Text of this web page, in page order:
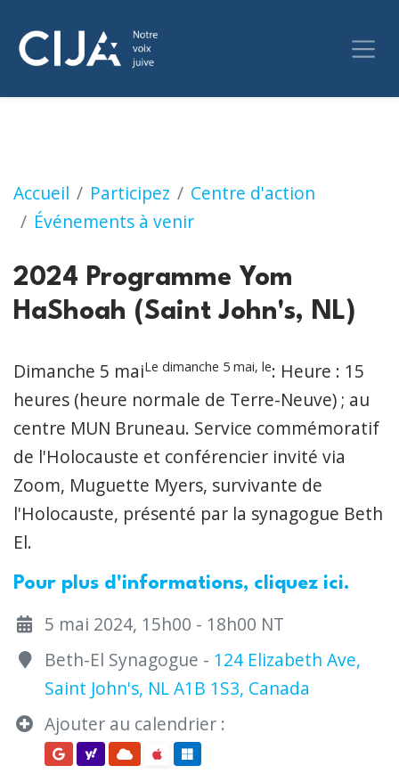
Accueil Participez
Centre d'action
Événements à venir
2024 Programme Yom HaShoah (Saint
2024 Programme Yom
HaShoah (Saint John's, NL)
Dimanche 5 maiLe dimanche 5 mai, le: Heure : 15
heures (heure normale de Terre-Neuve) ; au
centre MUN Bruneau. Service commémoratif
de l'Holocauste et conférencier invité via
Zoom, Muguette Myers, survivante de
l'Holocauste, présenté par la synagogue Beth
El.
Pour plus d'informations, cliquez ici.
5 mai 2024, 15h00 - 18h00 NT
Beth-El Synagogue - 124 Elizabeth Ave,
Saint John's, NL A1B 1S3, Canada
Ajouter au calendrier :